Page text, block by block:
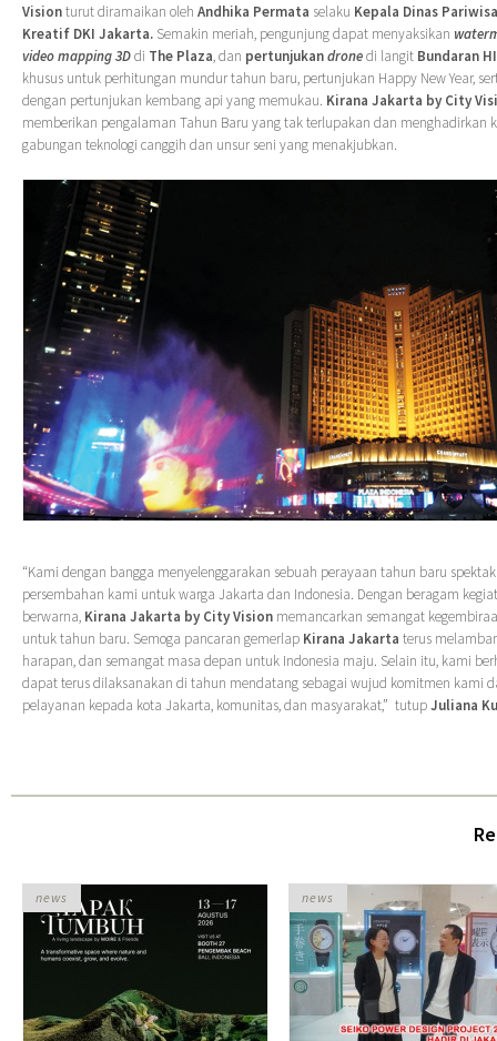
Visionturut diramaikan oleh Andhika Permata selaku Kepala Dinas
Kreatif DKI Jakarta. Semakin meriah, pengunjung dapat menyaksikan
video mapping 3Ddi The Plaza, dan pertunjukandronedi langit Bundaran HI
khusus untuk perhitungan mundur tahun baru, pertunjukan Happy New Year,
dengan pertunjukan kembang api yang memukau. Kirana Jakarta by City
memberikan pengalaman Tahun Baru yang tak terlupakan dan menghadirkan
gabungan teknologi canggih dan unsur seni yang menakjubkan.
“Kami dengan bangga menyelenggarakan sebuah perayaan tahun baru
persembahan kami untuk warga Jakarta dan Indonesia. Dengan beragam
berwarna, Kirana Jakarta by City Vision memancarkan semangat
untuk tahun baru. Semoga pancaran gemerlap Kirana Jakarta terus
harapan, dan semangat masa depan untuk Indonesia maju. Selain itu, kami
dapat terus dilaksanakan di tahun mendatang sebagai wujud komitmen kami
pelayanan kepada kota Jakarta, komunitas, dan masyarakat,” tutupJuliana
news news